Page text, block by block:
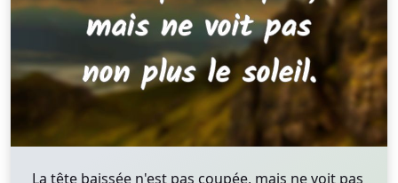
La tête baissée n'est pas coupée, mais ne voit pas